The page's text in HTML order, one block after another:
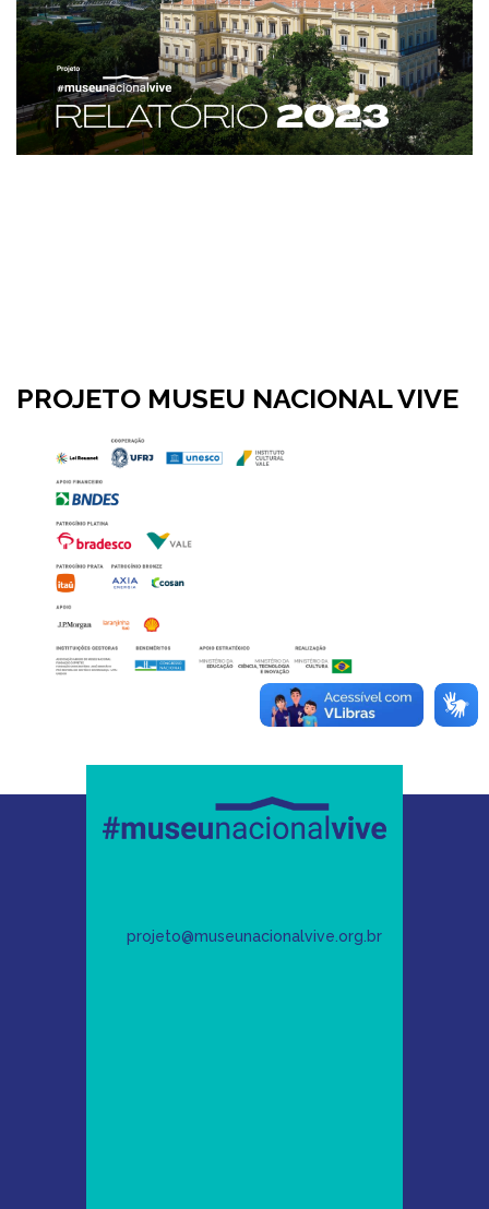
PROJETO MUSEU NACIONAL VIVE
projeto@museunacionalvive.org.br